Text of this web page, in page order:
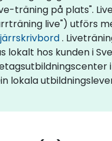
träning på plats".
live") utförs
.
lokalt hos kunden i
i
lokala